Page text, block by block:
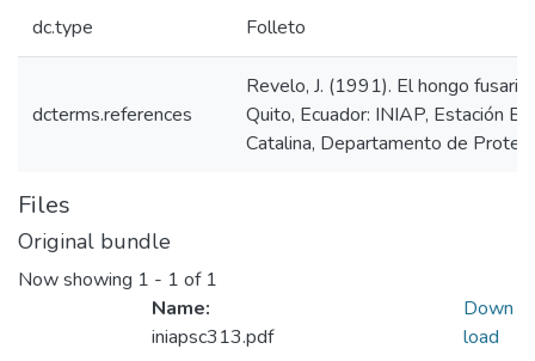
dc.type Folleto
dcterms.references
Revelo, J. (1991). El hongo
Quito, Ecuador: INIAP, Estación
Catalina, Departamento de
Files
Original bundle
Now showing 1 - 1 of 1
Name:
iniapsc313.pdf
Down
load